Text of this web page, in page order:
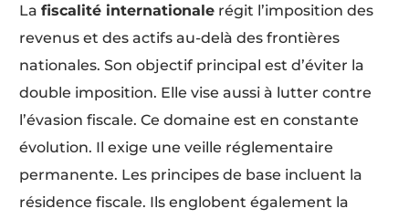
Lafiscalité internationale régit l’imposition des
revenus et des actifs au-delà des frontières
nationales. Son objectif principal est d’éviter la
double imposition. Elle vise aussi à lutter contre
l’évasion fiscale. Ce domaine est en constante
évolution. Il exige une veille réglementaire
permanente. Les principes de base incluent la
résidence fiscale. Ils englobent également la